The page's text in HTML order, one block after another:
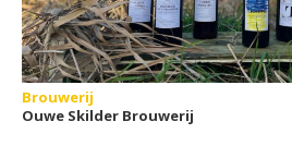
Brouwerij
Ouwe Skilder Brouwerij